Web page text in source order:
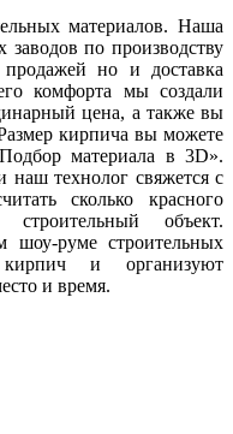
материалов. Наша
по производству
но и доставка
комфорта мы создали
цена, а также вы
кирпича вы можете
материала в 3D».
наш технолог свяжется с
сколько красного
объект.
шоу-руме строительных
и организуют
и время.